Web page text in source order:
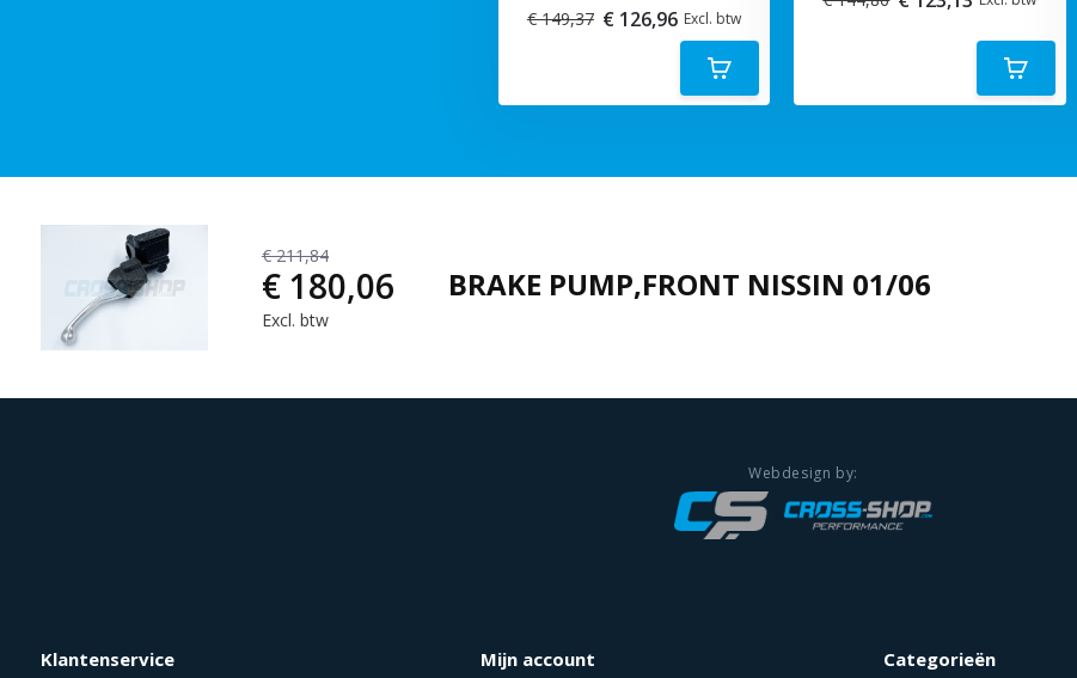
€ 149,37 € 126,96 Excl. btw
€ 211,84
€ 180,06
Excl. btw
BRAKE PUMP,FRONT NISSIN 01/06
Klantenservice Mijn account Categorieën